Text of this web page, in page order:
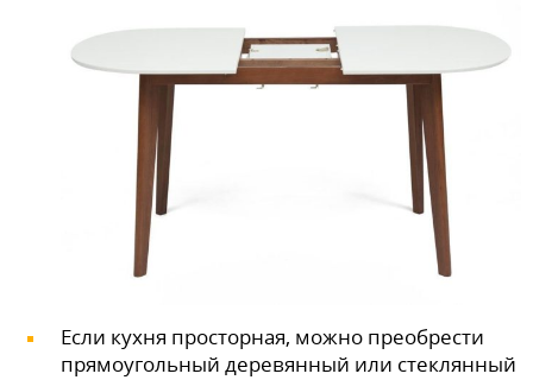
Если кухня просторная, можно преобрести
прямоугольный деревянный или стеклянный